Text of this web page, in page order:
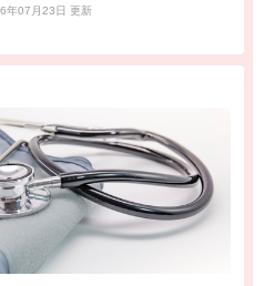
年07月23日 更新